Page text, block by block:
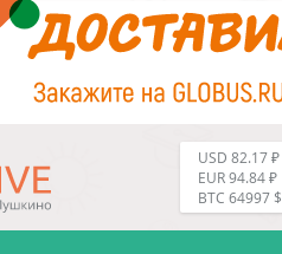
USD 82.17 ₽
EUR 94.84 ₽
BTC 64997 $